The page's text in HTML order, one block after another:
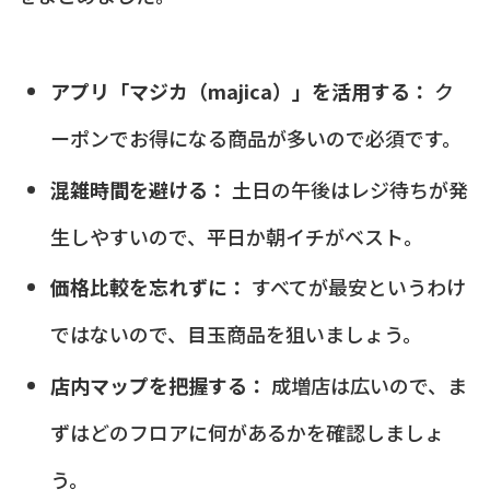
アプリ「マジカ（majica）」を活用する： ク
ーポンでお得になる商品が多いので必須です。
混雑時間を避ける： 土日の午後はレジ待ちが発
生しやすいので、平日か朝イチがベスト。
価格比較を忘れずに： すべてが最安というわけ
ではないので、目玉商品を狙いましょう。
店内マップを把握する： 成増店は広いので、ま
ずはどのフロアに何があるかを確認しましょ
う。